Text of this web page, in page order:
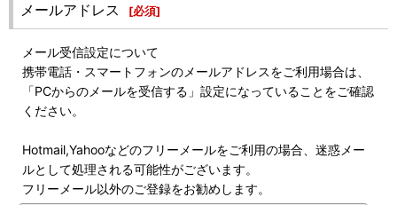
メールアドレス [必須]
メール受信設定について
携帯電話・スマートフォンのメールアドレスをご利用場合は、
「PCからのメールを受信する」設定になっていることをご確認
ください。
Hotmail,Yahooなどのフリーメールをご利用の場合、迷惑メー
ルとして処理される可能性がございます。
フリーメール以外のご登録をお勧めします。